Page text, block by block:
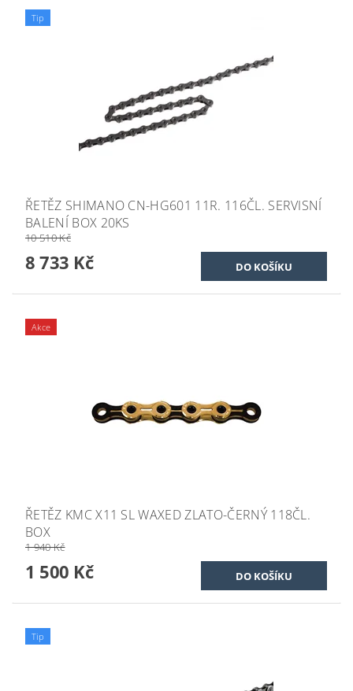
Tip
ŘETĚZ SHIMANO CN-HG601 11R. 116ČL. SERVISNÍ
BALENÍ BOX 20KS
10 510 Kč
8 733 Kč
Akce
ŘETĚZ KMC X11 SL WAXED ZLATO-ČERNÝ 118ČL.
BOX
1 940 Kč
1 500 Kč
Tip